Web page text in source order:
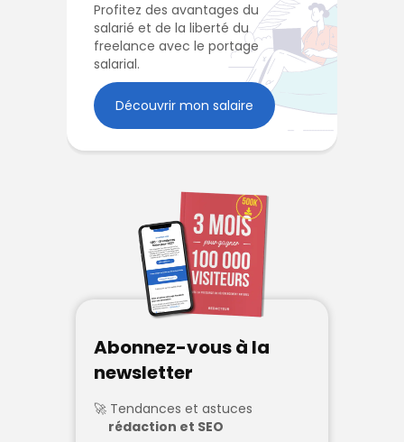
Profitez des avantages du
salarié et de la liberté du
freelance avec le portage
salarial.
Découvrir mon salaire
Abonnez-vous à la
newsletter
Tendances et astuces
rédaction et SEO